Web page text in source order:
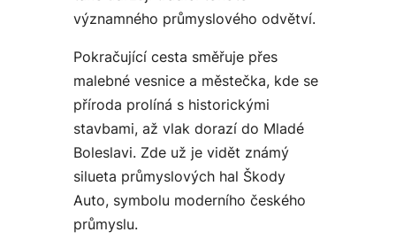
významného průmyslového odvětví.
Pokračující cesta směřuje přes
malebné vesnice a městečka, kde se
příroda prolíná s historickými
stavbami, až vlak dorazí do Mladé
Boleslavi. Zde už je vidět známý
silueta průmyslových hal Škody
Auto, symbolu moderního českého
průmyslu.